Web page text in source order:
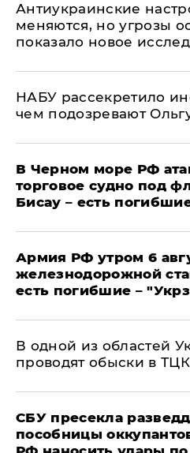
Антиукраинские
меняются, но угрозы
показало новое
НАБУ рассекретило
чем подозревают
В Черном море РФ
торговое судно под
Бисау – есть
Армия РФ утром 6
железнодорожной
есть погибшие –
В одной из областей
проводят обыски в
СБУ пресекла
пособницы